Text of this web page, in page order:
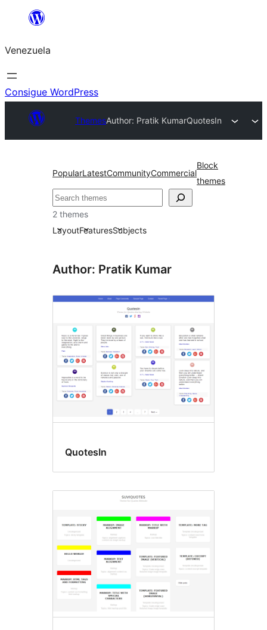
Saltar
contenido
Venezuela
Consigue WordPress
ThemesAuthor: Pratik KumarQuotesIn
PopularLatestCommunityCommercial
Block
themes
Buscar
2 themes
LayoutFeaturesSubjects
Author: Pratik Kumar
QuotesIn